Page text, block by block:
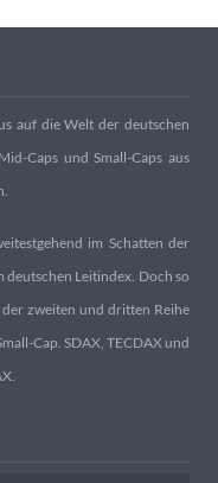
auf die Welt der deutschen
Caps und Small-Caps aus
im Schatten der
deutschen Leitindex. Doch so
zweiten und dritten Reihe
Cap. SDAX, TECDAX und